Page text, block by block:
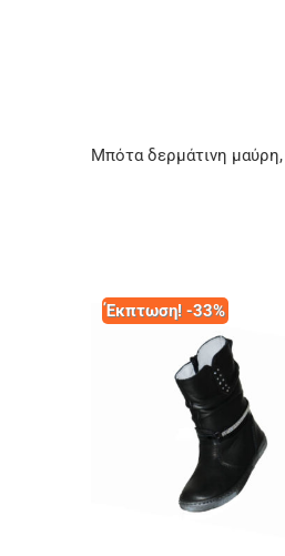
Μπότα δερμάτινη
Έκπτωση! -33%
Επιλογή